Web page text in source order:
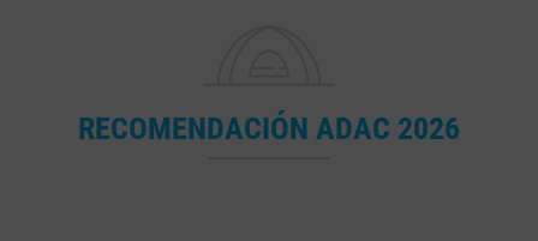
RECOMENDACIÓN ADAC 2026